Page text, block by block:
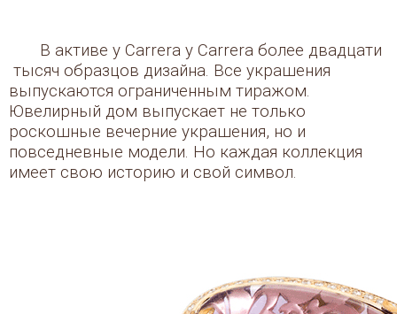
В активе у Carrera y Carrera более двадцати
тысяч образцов дизайна. Все украшения
выпускаются ограниченным тиражом.
Ювелирный дом выпускает не только
роскошные вечерние украшения, но и
повседневные модели. Но каждая коллекция
имеет свою историю и свой символ.